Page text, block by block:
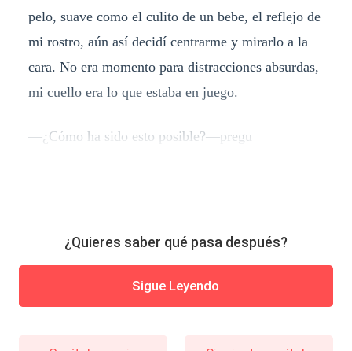
pelo, suave como el culito de un bebe, el reflejo de
mi rostro, aún así decidí centrarme y mirarlo a la
cara. No era momento para distracciones absurdas,
mi cuello era lo que estaba en juego.
—¿Cómo ha sido esto posible?—pregu
¿Quieres saber qué pasa después?
Sigue Leyendo